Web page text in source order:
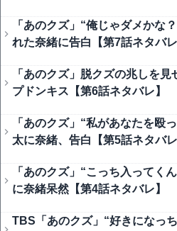
「あのクズ」“俺じゃダメかな
れた奈緒に告白【第7話ネタバレ
「あのクズ」脱クズの兆しを
プドンキス【第6話ネタバレ】
「あのクズ」“私があなたを殴
太に奈緒、告白【第5話ネタバレ
「あのクズ」“こっち入ってく
に奈緒呆然【第4話ネタバレ】
TBS「あのクズ」“好きになっ